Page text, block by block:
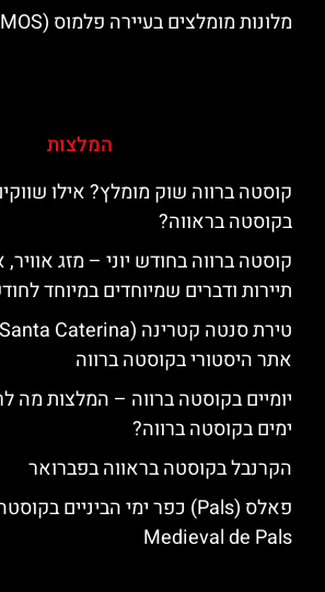
מלונות מומלצים בעיירה פלמוס (PALAMOS)
המלצות
קוסטה ברווה שוק מומלץ? אילו
בקוסטה בראווה?
קוסטה ברווה בחודש יוני – מזג
תיירות ודברים שמיוחדים במיוחד
אתר היסטורי בקוסטה ברווה
ימים בקוסטה ברווה?
הקרנבל בקוסטה בראווה בפברואר
Medieval de Pals‬‬